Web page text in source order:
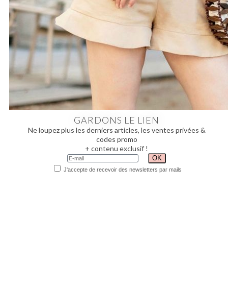
GARDONS LE LIEN
Ne loupez plus les derniers articles, les ventes privées &
codes promo
+ contenu exclusif !
J'accepte de recevoir des newsletters par mails